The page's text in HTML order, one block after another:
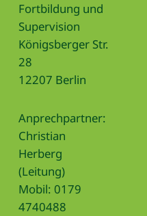
Fortbildung und
Supervision
Königsberger Str.
28
12207 Berlin
Anprechpartner:
Christian
Herberg
(Leitung)
Mobil: 0179
4740488